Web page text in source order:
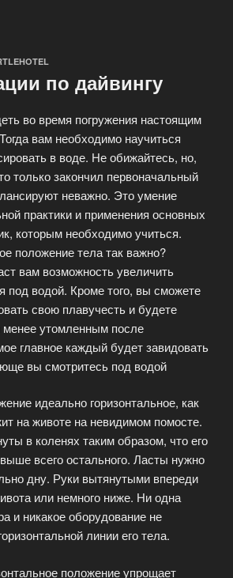
по дайвингу
во время погружения настоящим
вам необходимо научиться
в воде. Не обижайтесь, но,
только закончил первоначальный
неважно. Это умение
практики и применения основных
которым необходимо учиться.
положение тела так важно?
вам возможность увеличить
под водой. Кроме того, вы сможете
свою плавучесть и будете
менее утомленным после
главное каждый будет завидовать
вы смотритесь под водой
идеально горизонтальное, как
на животе на невидимом помосте.
в коленях таким образом, что его
всего остального. Ласты нужно
дну. Руки вытянутыми впереди
или немного ниже. Ни одна
и никакое оборудование не
линии его тела.
положение упрощает